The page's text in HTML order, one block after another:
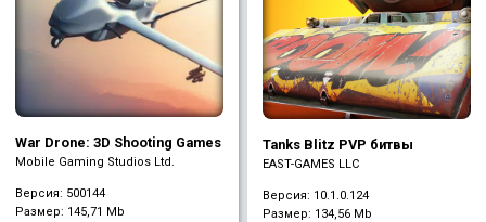
War Drone: 3D Shooting Games
Mobile Gaming Studios Ltd.
Версия: 500144
Размер: 145,71 Mb
Tanks Blitz PVP битвы
EAST-GAMES LLC
Версия: 10.1.0.124
Размер: 134,56 Mb